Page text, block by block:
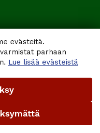
evästeitä.
parhaan
Lue lisää evästeistä